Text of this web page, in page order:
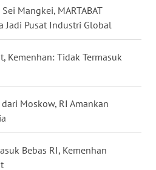
Mangkei, MARTABAT
Jadi Pusat Industri Global
Kemenhan: Tidak Termasuk
Moskow, RI Amankan
Bebas RI, Kemenhan